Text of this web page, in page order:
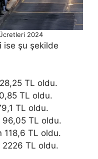
2024
ise şu şekilde
TL oldu.
TL oldu.
TL oldu.
96,05 TL oldu.
118,6 TL oldu.
TL oldu.